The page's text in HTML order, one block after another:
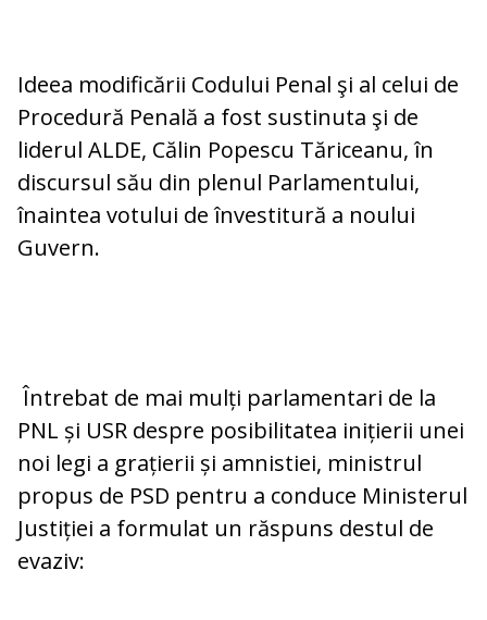
Ideea modificării Codului Penal şi al celui de
Procedură Penală a fost sustinuta şi de
liderul ALDE, Călin Popescu Tăriceanu, în
discursul său din plenul Parlamentului,
înaintea votului de învestitură a noului
Guvern.
Întrebat de mai mulți parlamentari de la
PNL și USR despre posibilitatea inițierii unei
noi legi a grațierii și amnistiei, ministrul
propus de PSD pentru a conduce Ministerul
Justiției a formulat un răspuns destul de
evaziv: